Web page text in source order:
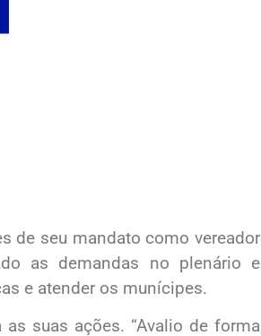
de seu mandato como vereador
as demandas no plenário e
e atender os munícipes.
suas ações. “Avalio de forma